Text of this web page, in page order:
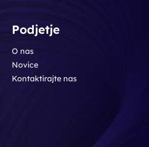
Podjetje
O nas
Novice
Kontaktirajte nas